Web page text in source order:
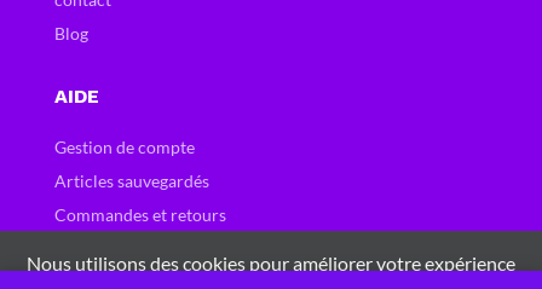
Blog
AIDE
Gestion de compte
Articles sauvegardés
Commandes et retours
Nous utilisons des cookies pour améliorer votre expérience